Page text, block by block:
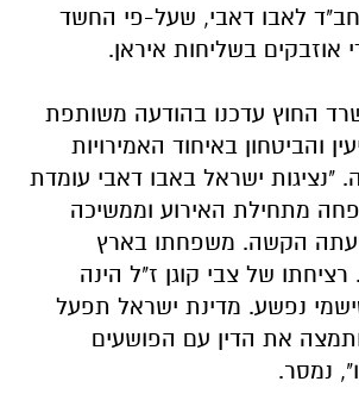
לאבו דאבי, שעל-פי החשד
אוזבקים בשליחות איראן.
החוץ עדכנו בהודעה משותפת
והביטחון באיחוד האמירויות
"נציגות ישראל באבו דאבי עומדת
מתחילת האירוע וממשיכה
הקשה. משפחתו בארץ
של צבי קוגן ז"ל הינה
נפשע. מדינת ישראל תפעל
את הדין עם הפושעים
נמסר.